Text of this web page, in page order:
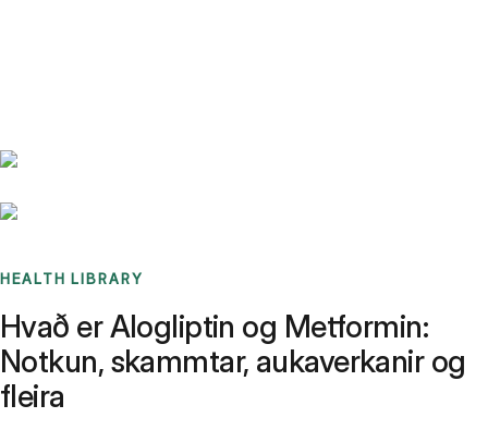
HEALTH LIBRARY
Hvað er Alogliptin og Metformin:
Notkun, skammtar, aukaverkanir og
fleira